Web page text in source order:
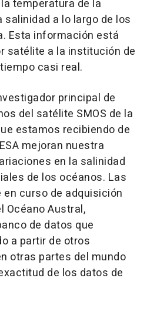
temperatura de la
a lo largo de los
Esta información está
satélite a la institución de
casi real.
principal de
del satélite SMOS de la
estamos recibiendo de
mejoran nuestra
en la salinidad
de los océanos. Las
curso de adquisición
Océano Austral,
de datos que
a partir de otros
otras partes del mundo
de los datos de